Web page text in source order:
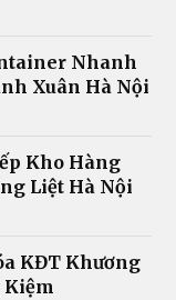
Nhanh
Xuân Hà Nội
Kho Hàng
Liệt Hà Nội
KĐT Khương